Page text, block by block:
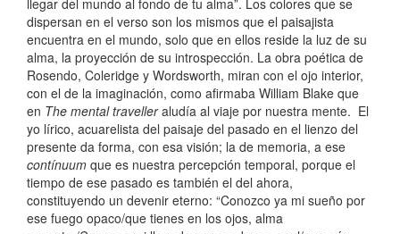
dispersan en el verso son los mismos que el paisajista
encuentra en el mundo, solo que en ellos reside la luz de su
alma, la proyección de su introspección. La obra poética de
Rosendo, Coleridge y Wordsworth, miran con el ojo interior,
con el de la imaginación, como afirmaba William Blake que
en The mental travelleraludía al viaje por nuestra mente. El
yo lírico, acuarelista del paisaje del pasado en el lienzo del
presente da forma, con esa visión; la de memoria, a ese
contínuum que es nuestra percepción temporal, porque el
tiempo de ese pasado es también el del ahora,
constituyendo un devenir eterno: “Conozco ya mi sueño por
ese fuego opaco/que tienes en los ojos, alma